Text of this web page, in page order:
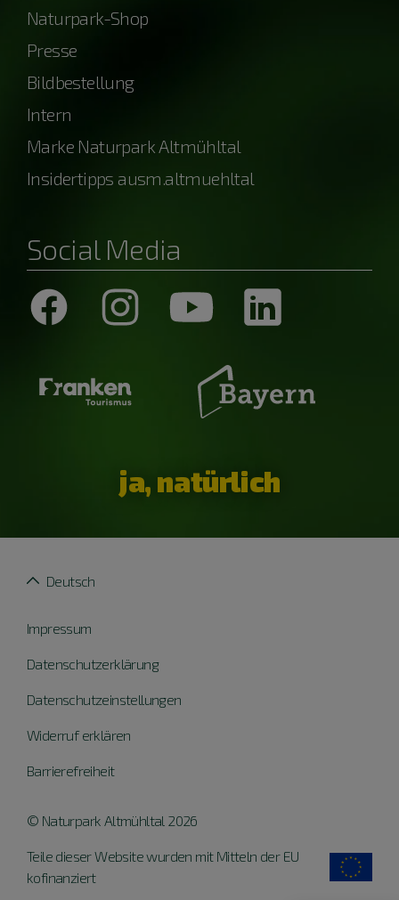
Naturpark-Shop
Presse
Bildbestellung
Intern
Marke Naturpark Altmühltal
Insidertipps ausm.altmuehltal
Social Media
ja, natürlich
Impressum
Datenschutzerklärung
Datenschutzeinstellungen
Widerruf erklären
Barrierefreiheit
Deutsch
© Naturpark Altmühltal 2026
Teile dieser Website wurden mit Mitteln der EU
kofinanziert